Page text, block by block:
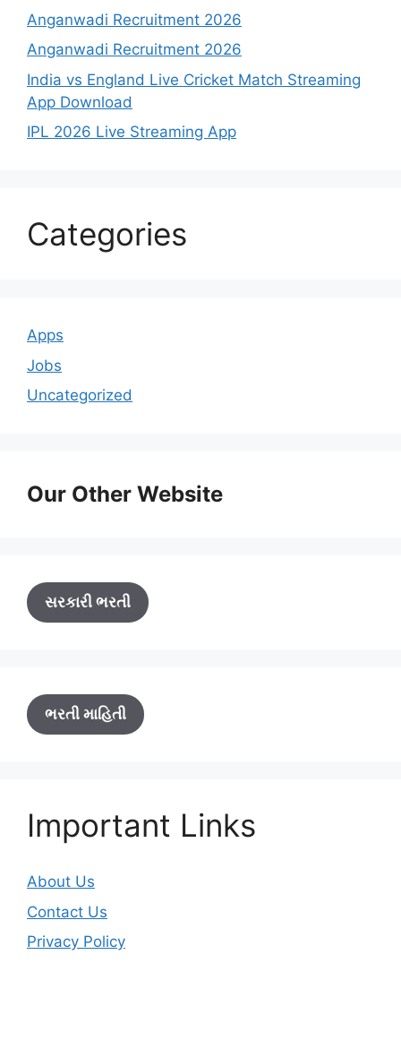
Anganwadi Recruitment 2026
Anganwadi Recruitment 2026
India vs England Live Cricket Match Streaming
App Download
IPL 2026 Live Streaming App
Categories
Apps
Jobs
Uncategorized
Our Other Website
સરકારી ભરતી
ભરતી માહિતી
Important Links
About Us
Contact Us
Privacy Policy